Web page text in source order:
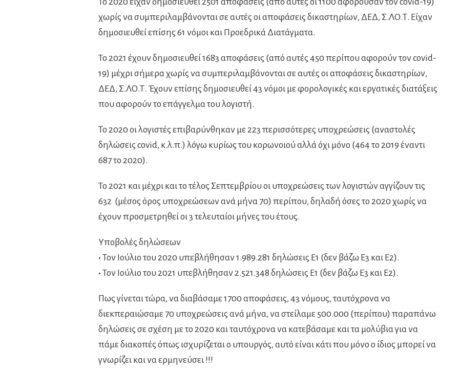
χωρίς να συμπεριλαμβάνονται σε αυτές οι αποφάσεις δικαστηρίων, ΔΕΔ, Σ.ΛΟ.Τ. Είχαν
δημοσιευθεί επίσης 61 νόμοι και Προεδρικά Διατάγματα.
Το 2021 έχουν δημοσιευθεί 1683 αποφάσεις (από αυτές 450 περίπου αφορούν τον covid-
19) μέχρι σήμερα χωρίς να συμπεριλαμβάνονται σε αυτές οι αποφάσεις δικαστηρίων,
ΔΕΔ, Σ.ΛΟ.Τ. Έχουν επίσης δημοσιευθεί 43 νόμοι με φορολογικές και εργατικές διατάξεις
που αφορούν το επάγγελμα του λογιστή.
Το 2020 οι λογιστές επιβαρύνθηκαν με 223 περισσότερες υποχρεώσεις (αναστολές
δηλώσεις covid, κ.λ.π.) λόγω κυρίως του κορωνοιού αλλά όχι μόνο (464 το 2019 έναντι
687 το 2020).
Το 2021 και μέχρι και το τέλος Σεπτεμβρίου οι υποχρεώσεις των λογιστών αγγίζουν τις
632 (μέσος όρος υποχρεώσεων ανά μήνα 70) περίπου, δηλαδή όσες το 2020 χωρίς να
έχουν προσμετρηθεί οι 3 τελευταίοι μήνες του έτους.
Υποβολές δηλώσεων
• Τον Ιούλιο του 2020 υπεβλήθησαν 1.989.281 δηλώσεις Ε1 (δεν βάζω Ε3 και Ε2).
• Τον Ιούλιο του 2021 υπεβλήθησαν 2.521.348 δηλώσεις Ε1 (δεν βάζω Ε3 και Ε2).
Πως γίνεται τώρα, να διαβάσαμε 1700 αποφάσεις, 43 νόμους, ταυτόχρονα να
διεκπεραιώσαμε 70 υποχρεώσεις ανά μήνα, να στείλαμε 500.000 (περίπου) παραπάνω
δηλώσεις σε σχέση με το 2020 και ταυτόχρονα να κατεβάσαμε και τα μολύβια για να
πάμε διακοπές όπως ισχυρίζεται ο υπουργός, αυτό είναι κάτι που μόνο ο ίδιος μπορεί να
γνωρίζει και να ερμηνεύσει !!!